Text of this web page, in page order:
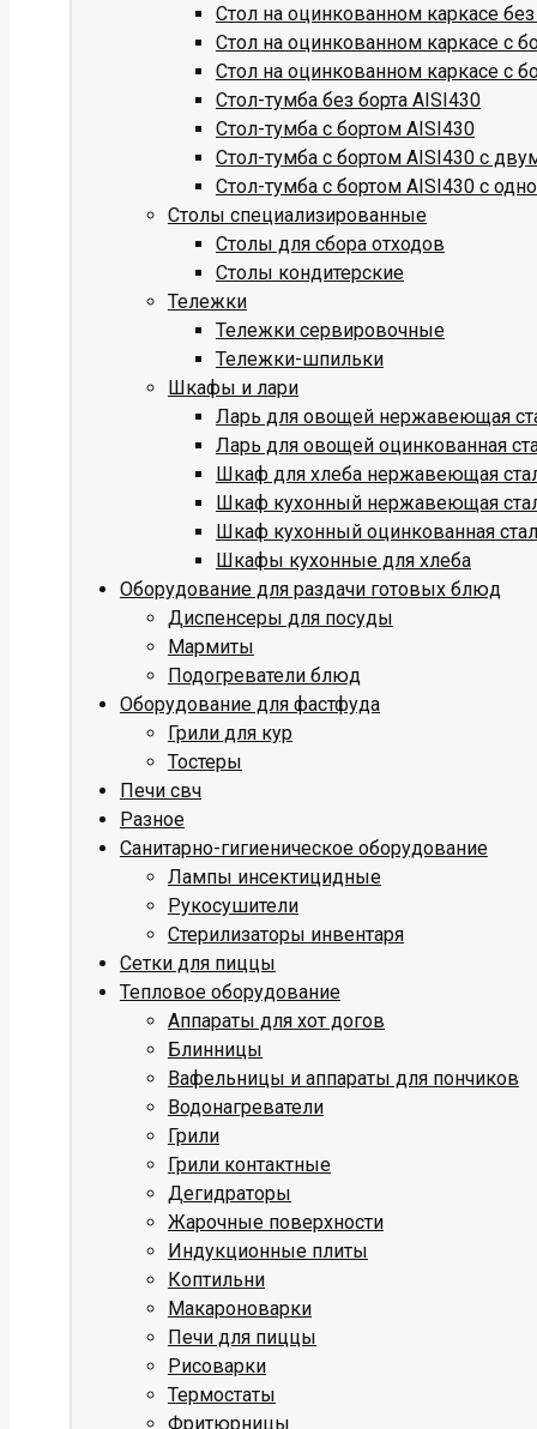
Стол на оцинкованном каркасе
Стол на оцинкованном каркасе с
Стол на оцинкованном каркасе с
Стол-тумба без борта AISI430
Стол-тумба с бортом AISI430
Стол-тумба с бортом AISI430 с
Стол-тумба с бортом AISI430 с
Столы специализированные
Столы для сбора отходов
Столы кондитерские
Тележки
Тележки сервировочные
Тележки-шпильки
Шкафы и лари
Ларь для овощей нержавеющая
Ларь для овощей оцинкованная
Шкаф для хлеба нержавеющая
Шкаф кухонный нержавеющая
Шкаф кухонный оцинкованная
Шкафы кухонные для хлеба
Оборудование для раздачи готовых блюд
Диспенсеры для посуды
Мармиты
Подогреватели блюд
Оборудование для фастфуда
Грили для кур
Тостеры
Печи свч
Разное
Санитарно-гигиеническое оборудование
Лампы инсектицидные
Рукосушители
Стерилизаторы инвентаря
Сетки для пиццы
Тепловое оборудование
Аппараты для хот догов
Блинницы
Вафельницы и аппараты для пончиков
Водонагреватели
Грили
Грили контактные
Дегидраторы
Жарочные поверхности
Индукционные плиты
Коптильни
Макароноварки
Печи для пиццы
Рисоварки
Термостаты
Фритюрницы